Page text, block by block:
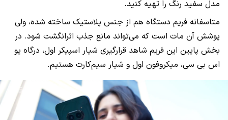
مدل سفید رنگ را تهیه کنید.
متاسفانه فریم دستگاه هم از جنس پلاستیک ساخته شده، ولی
پوشش آن مات است که می‌تواند مانع جذب اثر‌انگشت شود. در
بخش پایین این فریم شاهد قرارگیری شیار اسپیکر اول، درگاه یو
اس بی سی، میکروفون اول و شیار سیم‌کارت هستیم.